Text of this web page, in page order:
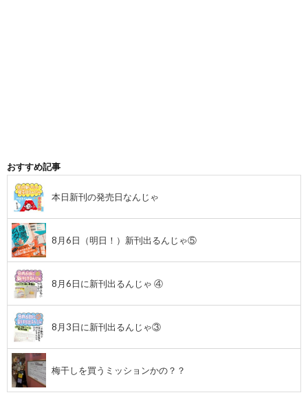
おすすめ記事
本日新刊の発売日なんじゃ
8月6日（明日！）新刊出るんじゃ⑤
8月6日に新刊出るんじゃ ④
8月3日に新刊出るんじゃ③
梅干しを買うミッションかの？？